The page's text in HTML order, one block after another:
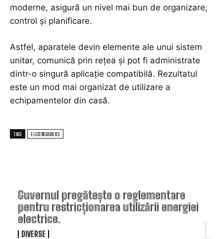
Guvernul pregătește o reglementare
pentru restricționarea utilizării energiei
electrice.
DIVERSE
moderne, asigură un nivel mai bun de organizare,
control și planificare.
Astfel, aparatele devin elemente ale unui sistem
unitar, comunică prin rețea și pot fi administrate
dintr-o singură aplicație compatibilă. Rezultatul
este un mod mai organizat de utilizare a
echipamentelor din casă.
TAGS ELECTROCASNICE